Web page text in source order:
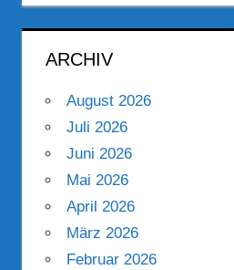
ARCHIV
August 2026
Juli 2026
Juni 2026
Mai 2026
April 2026
März 2026
Februar 2026